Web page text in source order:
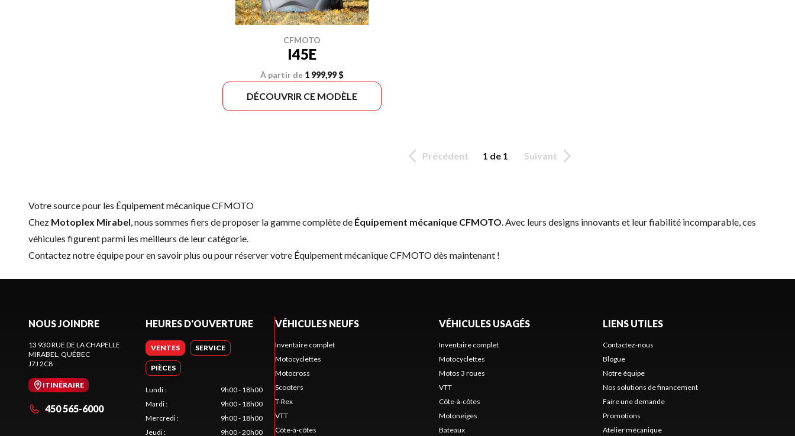
CFMOTO
I45E
À partir de 1 999,99 $
DÉCOUVRIR CE MODÈLE
Précédent 1 de 1 Suivant
Votre source pour les Équipement mécanique CFMOTO
Chez Motoplex Mirabel, nous sommes fiers de proposer la gamme complète de Équipement mécanique CFMOTO. Avec leurs designs innovants et leur fiabilité incomparable, ces
véhicules figurent parmi les meilleurs de leur catégorie.
Contactez notre équipepour en savoir plus ou pour réserver votre Équipement mécanique CFMOTO dès maintenant !
NOUS JOINDRE
13 930 RUE DE LA CHAPELLE
MIRABEL
, QUÉBEC
J7J 2C8
ITINÉRAIRE
450 565-6000
HEURES D'OUVERTURE
VENTES SERVICE
PIÈCES
Lundi:
9h00 - 18h00
Mardi:
9h00 - 18h00
Mercredi:
9h00 - 18h00
Jeudi: 9h00 - 20h00
VÉHICULES NEUFS
Inventaire complet
Motocyclettes
Motocross
Scooters
T-Rex
VTT
Côte-à-côtes
VÉHICULES USAGÉS
Inventaire complet
Motocyclettes
Motos 3 roues
VTT
Côte-à-côtes
Motoneiges
Bateaux
LIENS UTILES
Contactez-nous
Blogue
Notre équipe
Nos solutions de financement
Faire une demande
Promotions
Atelier mécanique